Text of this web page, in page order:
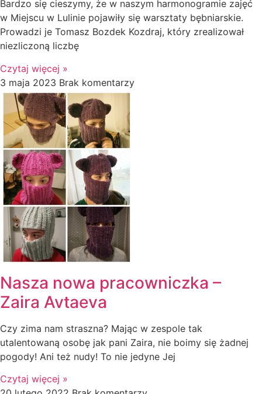
Bardzo się cieszymy, że w naszym harmonogramie zajęć
w Miejscu w Lulinie pojawiły się warsztaty bębniarskie.
Prowadzi je Tomasz Bozdek Kozdraj, który zrealizował
niezliczoną liczbę
Czytaj więcej »
3 maja 2023 Brak komentarzy
Nasza nowa pracowniczka –
Zaira Avtaeva
Czy zima nam straszna? Mając w zespole tak
utalentowaną osobę jak pani Zaira, nie boimy się żadnej
pogody! Ani też nudy! To nie jedyne Jej
Czytaj więcej »